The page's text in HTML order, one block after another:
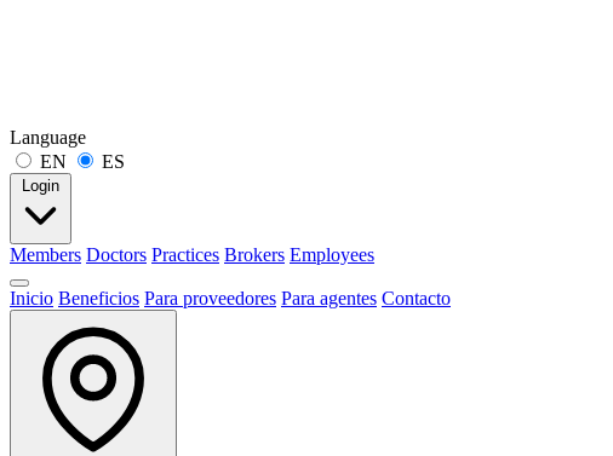
Language
EN
ES
Login
Members Doctors Practices Brokers Employees
Inicio Beneficios Para proveedores Para agentes Contacto